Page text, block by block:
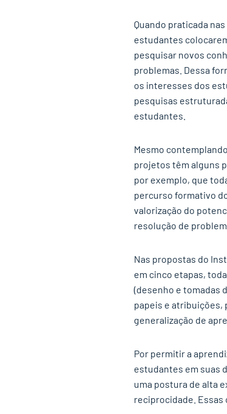
Quando praticada
estudantes
pesquisar novos
problemas. Dessa
os interesses dos
pesquisas
estudantes.
Mesmo
projetos têm alguns
por exemplo, que
percurso formativo
valorização do
resolução de
Nas propostas do
em cinco etapas,
(desenho e tomadas
papeis e atribuições,
generalização de
Por permitir a
estudantes em suas
uma postura de alta
reciprocidade. Essas